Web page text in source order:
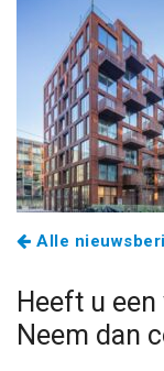
Alle
Heeft u een
Neem dan